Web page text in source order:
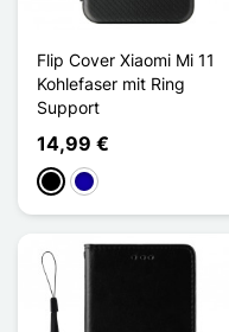
Flip Cover Xiaomi Mi 11
Kohlefaser mit Ring
Support
14,99 €
SchwarzDunkelblau